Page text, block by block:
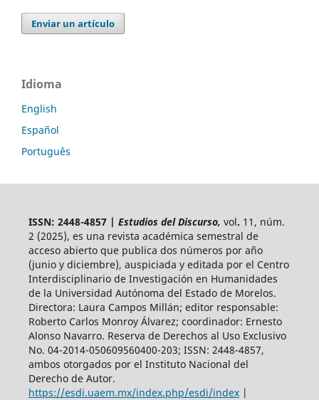
Enviar un artículo
Idioma
English
Español
Português
ISSN: 2448-4857 | Estudios del Discurso, vol. 11, núm.
2 (2025), es una revista académica semestral de
acceso abierto que publica dos números por año
(junio y diciembre), auspiciada y editada por el Centro
Interdisciplinario de Investigación en Humanidades
de la Universidad Autónoma del Estado de Morelos.
Directora: Laura Campos Millán; editor responsable:
Roberto Carlos Monroy Álvarez; coordinador: Ernesto
Alonso Navarro. Reserva de Derechos al Uso Exclusivo
No. 04-2014-050609560400-203; ISSN: 2448-4857,
ambos otorgados por el Instituto Nacional del
Derecho de Autor.
https://esdi.uaem.mx/index.php/esdi/index|